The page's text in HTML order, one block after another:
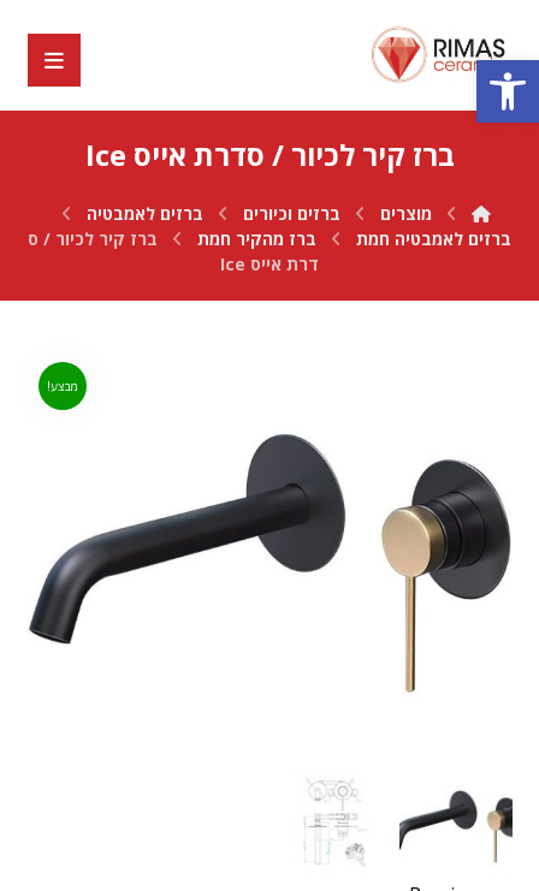
פתח סרגל נגישות
ברז קיר לכיור / סדרת אייס Ice
מוצרים ברזים וכיורים
ברזים לאמבטיה
ברזים לאמבטיה חמת
ברז מהקיר חמת
ברז קיר לכיור / ס
דרת אייס Ice
מבצע!